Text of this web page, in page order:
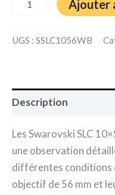
Ajouter
UGS : SSLC1056WB
Description
Les Swarovski SLC
une observation
différentes conditions
objectif de 56 mm et